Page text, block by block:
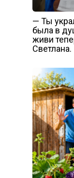
— Ты
была в
живи
Светлана.